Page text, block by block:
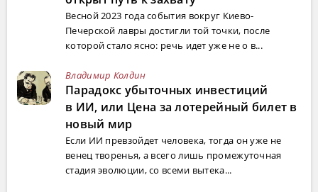
Весной 2023 года события вокруг Киево-
Печерской лавры достигли той точки, после
которой стало ясно: речь идет уже не о в...
Владимир Колдин
Парадокс убыточных инвестиций
в ИИ, или Цена за лотерейный билет в
новый мир
Если ИИ превзойдет человека, тогда он уже не
венец творенья, а всего лишь промежуточная
стадия эволюции, со всеми вытека...